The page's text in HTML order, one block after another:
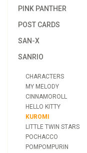
PINK PANTHER
POST CARDS
SAN-X
SANRIO
CHARACTERS
MY MELODY
CINNAMOROLL
HELLO KITTY
KUROMI
LITTLE TWIN STARS
POCHACCO
POMPOMPURIN